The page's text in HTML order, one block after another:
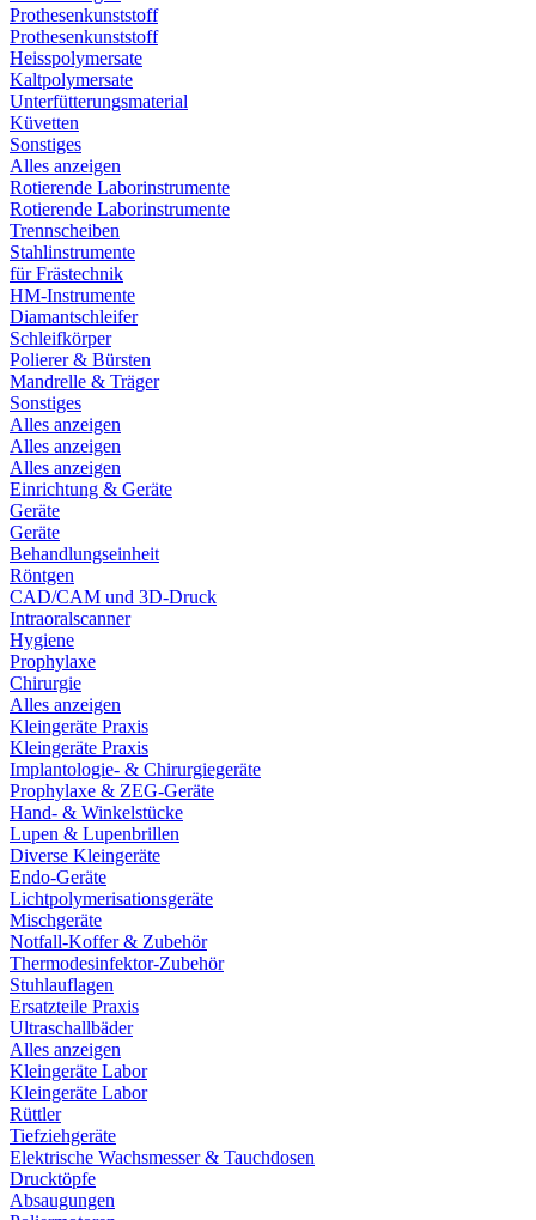
Prothesenkunststoff
Prothesenkunststoff
Heisspolymersate
Kaltpolymersate
Unterfütterungsmaterial
Küvetten
Sonstiges
Alles anzeigen
Rotierende Laborinstrumente
Rotierende Laborinstrumente
Trennscheiben
Stahlinstrumente
für Frästechnik
HM-Instrumente
Diamantschleifer
Schleifkörper
Polierer & Bürsten
Mandrelle & Träger
Sonstiges
Alles anzeigen
Alles anzeigen
Alles anzeigen
Einrichtung & Geräte
Geräte
Geräte
Behandlungseinheit
Röntgen
CAD/CAM und 3D-Druck
Intraoralscanner
Hygiene
Prophylaxe
Chirurgie
Alles anzeigen
Kleingeräte Praxis
Kleingeräte Praxis
Implantologie- & Chirurgiegeräte
Prophylaxe & ZEG-Geräte
Hand- & Winkelstücke
Lupen & Lupenbrillen
Diverse Kleingeräte
Endo-Geräte
Lichtpolymerisationsgeräte
Mischgeräte
Notfall-Koffer & Zubehör
Thermodesinfektor-Zubehör
Stuhlauflagen
Ersatzteile Praxis
Ultraschallbäder
Alles anzeigen
Kleingeräte Labor
Kleingeräte Labor
Rüttler
Tiefziehgeräte
Elektrische Wachsmesser & Tauchdosen
Drucktöpfe
Absaugungen